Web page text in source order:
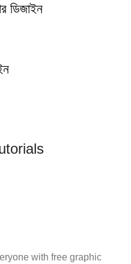
ডিজাইন
with free graphic